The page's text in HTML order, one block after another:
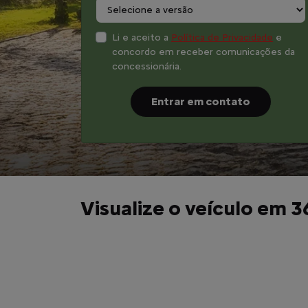
Li e aceito a Política de Privacidade e
concordo em receber comunicações da
concessionária.
Entrar em contato
Visualize o veículo em